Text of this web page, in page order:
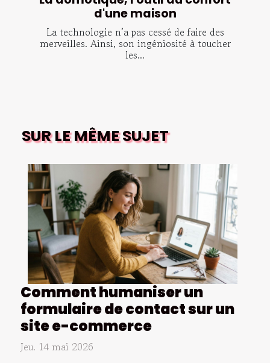
d'une maison
La technologie n’a pas cessé de faire des
merveilles. Ainsi, son ingéniosité à toucher
les...
SUR LE MÊME SUJET
Comment humaniser un
formulaire de contact sur un
site e-commerce
Jeu. 14 mai 2026